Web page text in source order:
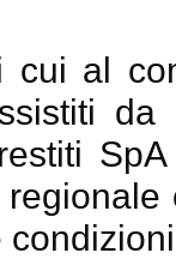
cui al